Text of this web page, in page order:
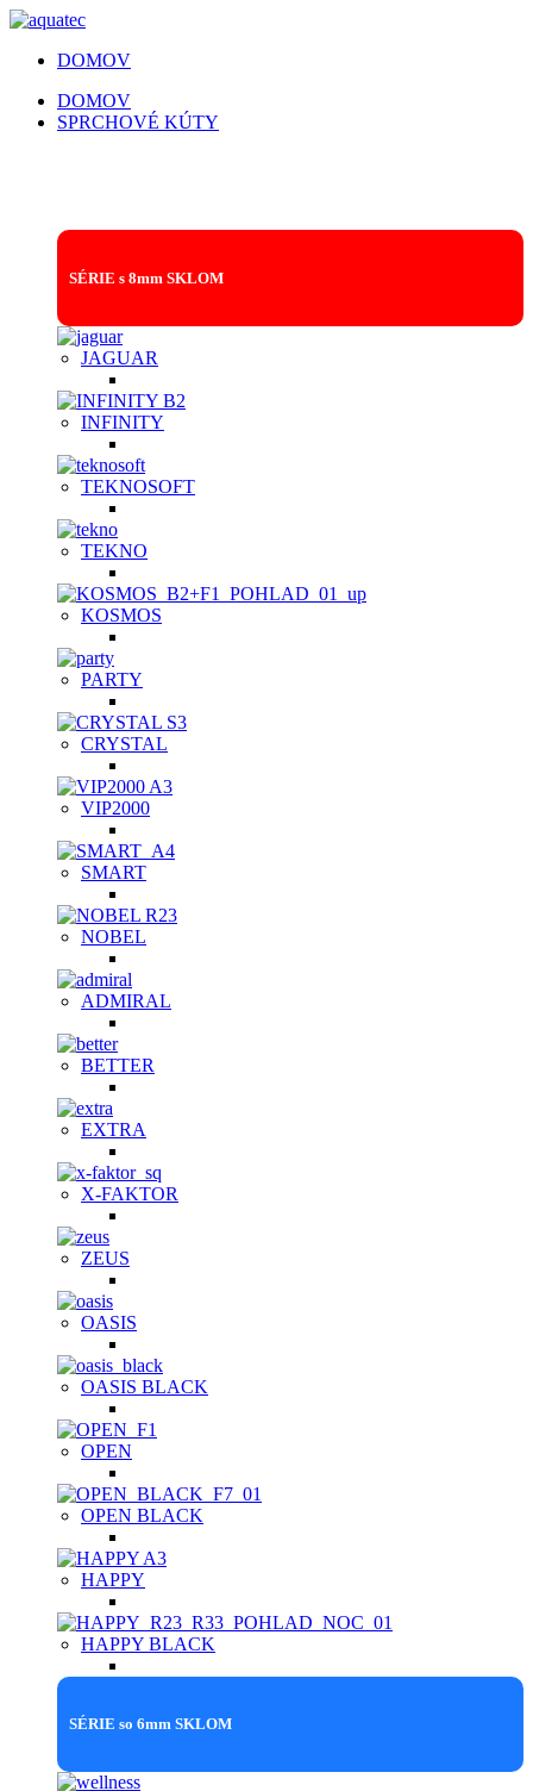
DOMOV
DOMOV
SPRCHOVÉ KÚTY
SÉRIE s 8mm SKLOM
JAGUAR
INFINITY
TEKNOSOFT
TEKNO
KOSMOS
PARTY
CRYSTAL
VIP2000
SMART
NOBEL
ADMIRAL
BETTER
EXTRA
X-FAKTOR
ZEUS
OASIS
OASIS BLACK
OPEN
OPEN BLACK
HAPPY
HAPPY BLACK
SÉRIE so 6mm SKLOM